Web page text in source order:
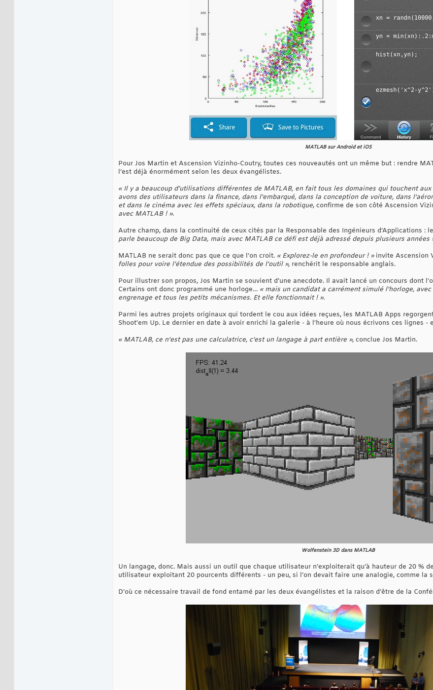
MATLAB sur Android et iOS
Pour Jos Martin et Ascension Vizinho-Coutry, toutes ces nouveautés ont un même but : rendre
l’est déjà énormément selon les deux évangélistes.
« Il y a beaucoup d’utilisations différentes de MATLAB, en fait tous les domaines qui touchent aux
avons des utilisateurs dans la finance, dans l’embarqué, dans la conception de voiture, dans
et dans le cinéma avec les effets spéciaux, dans la robotique, confirme de son côté Ascension
avec MATLAB ! ».
Autre champ, dans la continuité de ceux cités par la Responsable des Ingénieurs d’Applications :
parle beaucoup de Big Data, mais avec MATLAB ce défi est déjà adressé depuis plusieurs années
MATLAB ne serait donc pas que ce que l’on croit. « Explorez-le en profondeur ! »invite Ascension
folles pour voire l’étendue des possibilités de l’outil », renchérit le responsable anglais.
Pour illustrer son propos, Jos Martin se souvient d’une anecdote. Il avait lancé un concours dont
Certains ont donc programmé une horloge… « mais un candidat a carrément simulé l’horloge,
engrenage et tous les petits mécanismes. Et elle fonctionnait ! ».
Parmi les autres projets originaux qui tordent le cou aux idées reçues, les MATLAB Apps
Shoot'em Up. Le dernier en date à avoir enrichi la galerie - à l’heure où nous écrivons ces lignes -
« MATLAB, ce n’est pas une calculatrice, c’est un langage à part entière », conclue Jos Martin.
Wolfenstein 3D dans MATLAB
Un langage, donc. Mais aussi un outil que chaque utilisateur n’exploiterait qu’à hauteur de 20 %
utilisateur exploitant 20 pourcents différents - un peu, si l’on devait faire une analogie, comme la
D’où ce nécessaire travail de fond entamé par les deux évangélistes et la raison d’être de la